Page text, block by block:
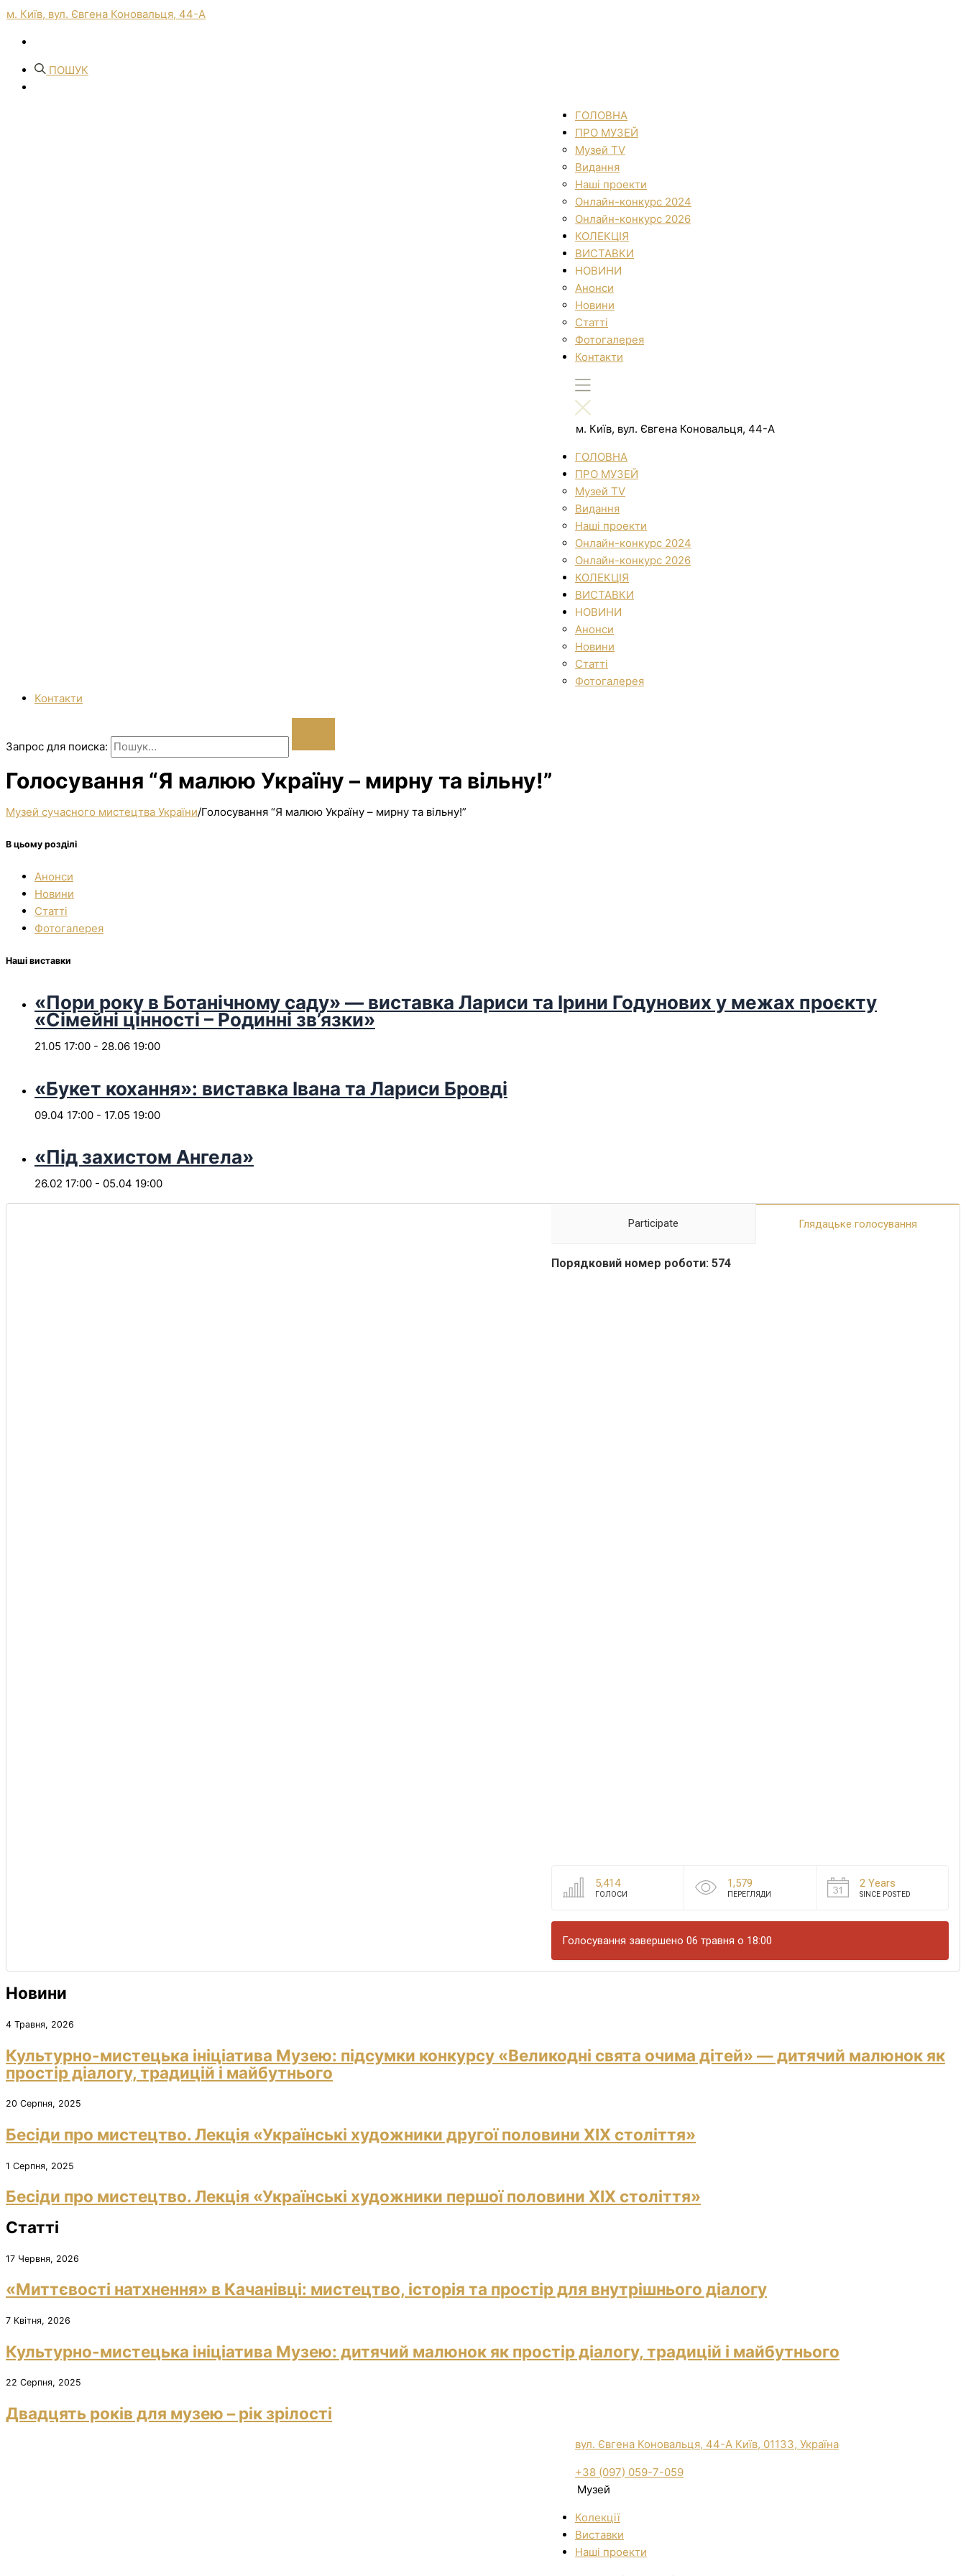
м. Київ, вул. Євгена Коновальця, 44-А
ПОШУК
ГОЛОВНА
ПРО МУЗЕЙ
Музей TV
Видання
Наші проекти
Онлайн-конкурс 2024
Онлайн-конкурс 2026
КОЛЕКЦІЯ
ВИСТАВКИ
НОВИНИ
Анонси
Новини
Статті
Фотогалерея
Контакти
м. Київ, вул. Євгена Коновальця, 44-А
ГОЛОВНА
ПРО МУЗЕЙ
Музей TV
Видання
Наші проекти
Онлайн-конкурс 2024
Онлайн-конкурс 2026
КОЛЕКЦІЯ
ВИСТАВКИ
НОВИНИ
Анонси
Новини
Статті
Фотогалерея
Контакти
Запрос для поиска:
Голосування “Я малюю Україну – мирну та вільну!”
Музей сучасного мистецтва України/Голосування “Я малюю Україну – мирну та вільну!”
В цьому розділі
Анонси
Новини
Статті
Фотогалерея
Наші виставки
«Пори року в Ботанічному саду» — виставка Лариси та Ірини Годунових у межах проєкту
«Сімейні цінності – Родинні зв’язки»
21.05 17:00 - 28.06 19:00
«Букет кохання»: виставка Івана та Лариси Бровді
09.04 17:00 - 17.05 19:00
«Під захистом Ангела»
26.02 17:00 - 05.04 19:00
Participate Глядацьке голосування
Порядковий номер роботи: 574
5,414
ГОЛОСИ
1,579
ПЕРЕГЛЯДИ
2 Years
SINCE POSTED
Голосування завершено 06 травня о 18:00
Новини
4 Травня, 2026
Культурно-мистецька ініціатива Музею: підсумки конкурсу «Великодні свята очима дітей» — дитячий малюнок як
простір діалогу, традицій і майбутнього
20 Серпня, 2025
Бесіди про мистецтво. Лекція «Українські художники другої половини ХІХ століття»
1 Серпня, 2025
Бесіди про мистецтво. Лекція «Українські художники першої половини ХІХ століття»
Статті
17 Червня, 2026
«Миттєвості натхнення» в Качанівці: мистецтво, історія та простір для внутрішнього діалогу
7 Квітня, 2026
Культурно-мистецька ініціатива Музею: дитячий малюнок як простір діалогу, традицій і майбутнього
22 Серпня, 2025
Двадцять років для музею – рік зрілості
вул. Євгена Коновальця, 44-А Київ, 01133, Україна
+38 (097) 059-7-059
Музей
Колекції
Виставки
Нашi проекти